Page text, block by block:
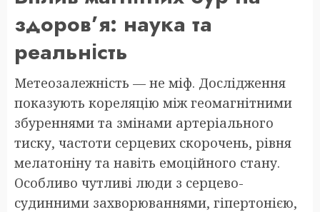
здоров’я: наука та
реальність
Метеозалежність — не міф. Дослідження
показують кореляцію між геомагнітними
збуреннями та змінами артеріального
тиску, частоти серцевих скорочень, рівня
мелатоніну та навіть емоційного стану.
Особливо чутливі люди з серцево-
судинними захворюваннями, гіпертонією,